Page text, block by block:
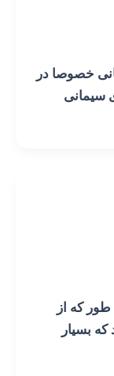
خصوصا در
سیمانی
که از
بسیار